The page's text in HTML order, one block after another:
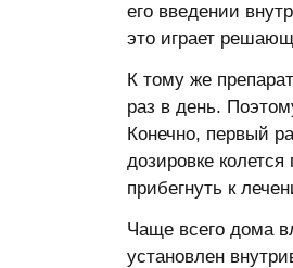
его введении
это играет
К тому же
раз в день.
Конечно, первый
дозировке
прибегнуть к
Чаще всего дома
установлен